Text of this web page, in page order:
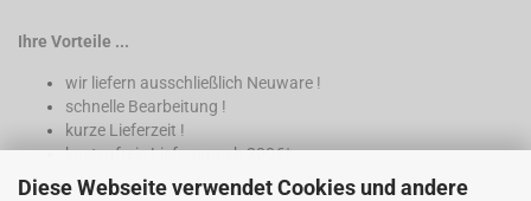
Diese Webseite verwendet Cookies und andere
Ihre Vorteile ...
wir liefern ausschließlich Neuware !
schnelle Bearbeitung !
kurze Lieferzeit !
kostenfreie Lieferung ab 200€*
* nur innerhalb Deutschland